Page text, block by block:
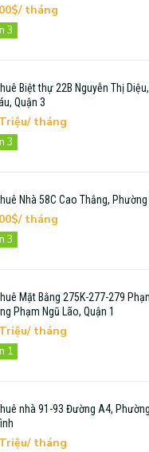
tháng
3
Biệt thự 22B Nguyễn Thị
Quận 3
tháng
3
Nhà 58C Cao Thắng, Phường
tháng
3
Mặt Bằng 275K-277-279
Phạm Ngũ Lão, Quận 1
tháng
1
nhà 91-93 Đường A4,
tháng